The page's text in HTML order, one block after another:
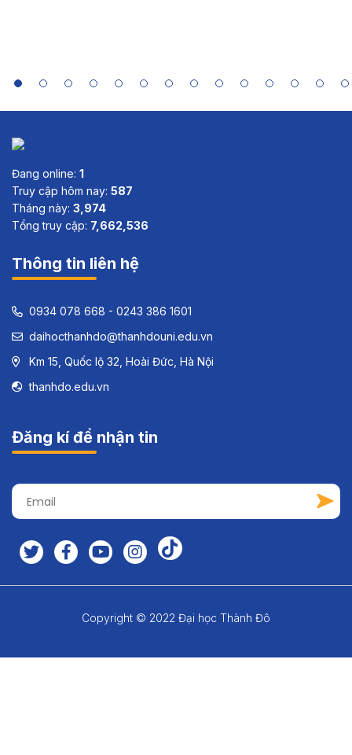
Nam
Đang online: 1
Truy cập hôm nay: 587
Tháng này: 3,974
Tổng truy cập: 7,662,536
Thông tin liên hệ
0934 078 668 - 0243 386 1601
daihocthanhdo@thanhdouni.edu.vn
Km 15, Quốc lộ 32, Hoài Đức, Hà Nội
thanhdo.edu.vn
Đăng kí để nhận tin
Copyright © 2022 Đại học Thành Đô